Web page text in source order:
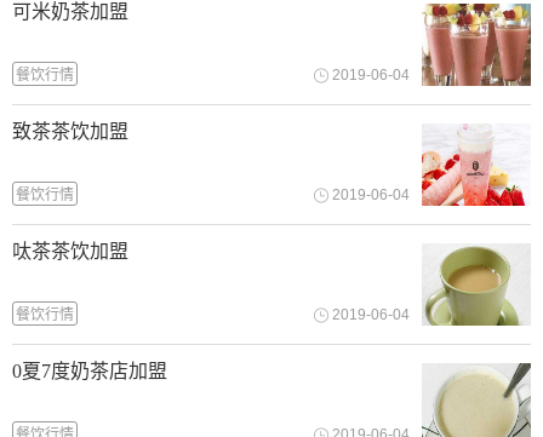
可米奶茶加盟
2019-06-04
餐饮行情
致茶茶饮加盟
2019-06-04
餐饮行情
呔茶茶饮加盟
2019-06-04
餐饮行情
0夏7度奶茶店加盟